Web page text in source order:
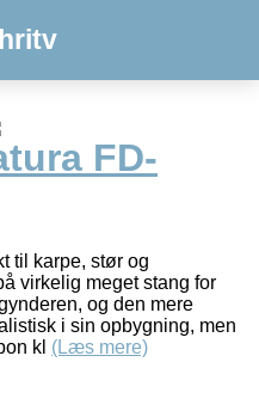
FD-
til karpe, stør og
virkelig meget stang for
og den mere
i sin opbygning, men
kl (Læs mere)